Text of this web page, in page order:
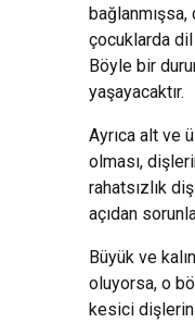
çocuklarda
Böyle bir
yaşayacaktır.
Ayrıca alt ve
olması,
rahatsızlık
açıdan
Büyük ve
oluyorsa, o
kesici dişlerin